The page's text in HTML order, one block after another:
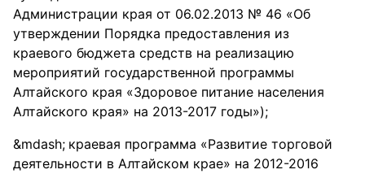
Администрации края от 06.02.2013 № 46 «Об
утверждении Порядка предоставления из
краевого бюджета средств на реализацию
мероприятий государственной программы
Алтайского края «Здоровое питание населения
Алтайского края» на 2013-2017 годы»);
краевая программа «Развитие торговой
деятельности в Алтайском крае» на 2012-2016